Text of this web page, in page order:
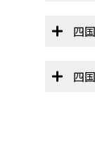
四
四